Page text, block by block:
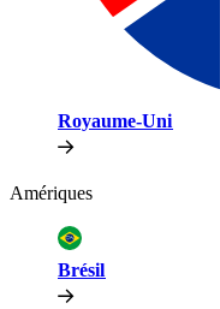
Royaume-Uni​​
Amériques​​
Brésil​​